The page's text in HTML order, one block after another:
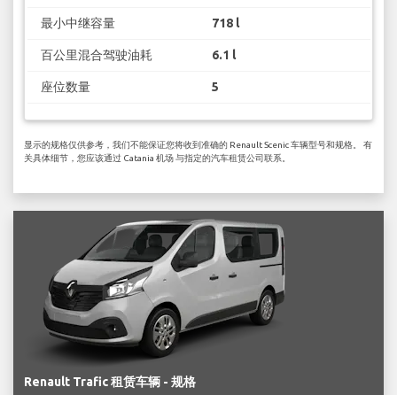
最小中继容量 718 l
百公里混合驾驶油耗 6.1 l
座位数量 5
显示的规格仅供参考，我们不能保证您将收到准确的 Renault Scenic 车辆型号和规格。 有
关具体细节，您应该通过 Catania 机场 与指定的汽车租赁公司联系。
Renault Trafic 租赁车辆 - 规格